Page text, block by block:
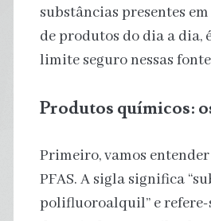
substâncias presentes
de produtos do dia a dia,
limite seguro nessas
Produtos químicos:
Primeiro, vamos entender
PFAS. A sigla significa
polifluoroalquil” e refere-